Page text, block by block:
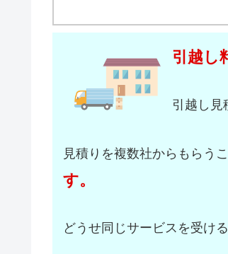
引越し
引越し見
見積りを複数社からもらうこ
す。
どうせ同じサービスを受け